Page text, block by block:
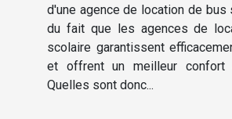
d'une agence de location de bus
du fait que les agences de
scolaire garantissent
et offrent un meilleur confort
Quelles sont donc...